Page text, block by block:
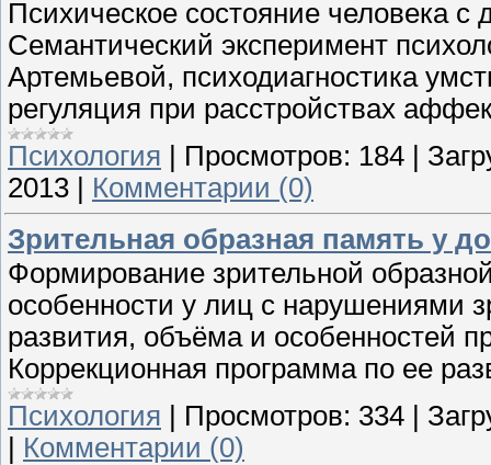
Психическое состояние человека с
Семантический эксперимент
Артемьевой, психодиагностика
регуляция при расстройствах
Психология | Просмотров: 184 |
2013 | Комментарии (0)
Зрительная образная память у
Формирование зрительной
особенности у лиц с нарушениями
развития, объёма и особенностей
Коррекционная программа по ее
Психология
Просмотров: 334
Комментарии (0)